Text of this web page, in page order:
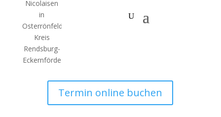
Termin online buchen